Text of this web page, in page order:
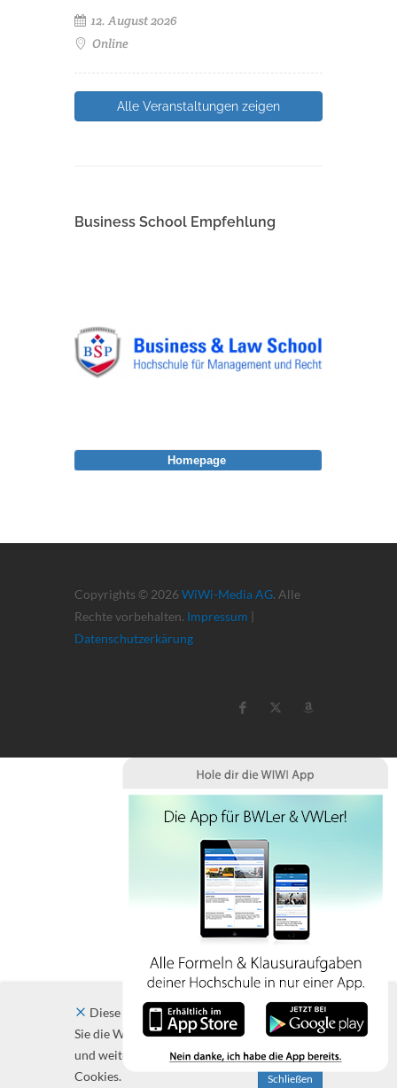
12. August 2026
Online
Alle Veranstaltungen zeigen
Business School Empfehlung
Copyrights © 2026 WiWi-Media AG. Alle
Rechte vorbehalten. Impressum |
Datenschutzerkärung
Diese Website verwendet Cookies. Indem
Sie die Website und ihre Angebote nutzen
und weiter navigieren, akzeptieren Sie diese
Cookies.
Schließen
Homepage